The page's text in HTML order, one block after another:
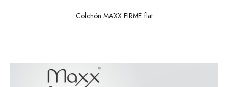
Colchón MAXX FIRME flat